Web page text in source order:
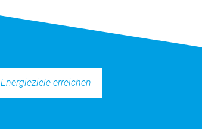
Energieziele erreichen